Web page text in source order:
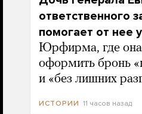
ответственного
помогает от нее
Юрфирма, где она
оформить бронь
и «без лишних
ИСТОРИИ 11 часов назад